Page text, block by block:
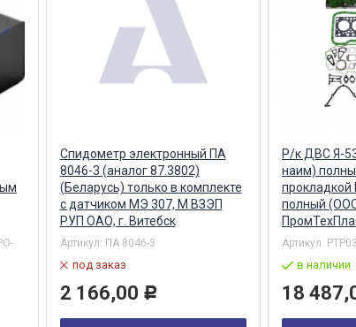
Спидометр электронный ПА
8046-3 (аналог 87.3802)
(Беларусь) только в комплекте
с датчиком МЭ 307, М ВЗЭП
РУП ОАО, г. Витебск
Артикул: ПА 8046-3
под заказ
2 166,00 Р
Р/к ДВС Я-
наим)
прокладкой
полный
Артикул:
в наличии
18